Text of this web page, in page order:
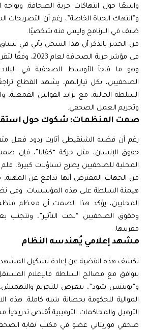
واسعًا حول انتهاكات حرية الصحافة.
و”انتهاك الحياة الخاصة”، رغم أن
ضيف في البرنامج وليس منه شخصيًا.
من الجدير بالذكر أن هذا السجن يأتي في سياق
في مؤشر حرية
وهو ما فاجأ الأوساط الصحفية في
الصحفيين، بكل تياراتهم، يشهد القطاع
السلطة الحالية، مع تزايد القوانين القمعية،
وتجريم العمل الصحفي.
صمت المنظمات: شكوك حول
رغم أن قضية الشنقيطي أثارت ردود فعل
حقوق الإنسان، مثل حركة “كفانا”، فإن
المحلية للصحفيين يطرح تساؤلات كبيرة.
من الجهات المفترض أنها تدافع عن
هيمنة السلطة على هذه المؤسسات. وفي نظر
المحليين، يؤكد هذا الصمت أن معظم
وحقوق الصحفيين “تحت التأثير”، وتتجنب
مقربيها.
مشهد إعلامي يُهندسه النظام
تكشف هذه القضية عن إعادة تشكيل المشهد
يتوافق مع مصالح السلطة. فالإعلام
و”بوينتس شود”، يتعرض للتجريم
الموالية للحكومة بحصانة شبه كاملة. هذه
الترهيل والمحاكمات الترهيبية تُقلص تدريجياً
صحفي موريتاني عضو في مكتب نقابة